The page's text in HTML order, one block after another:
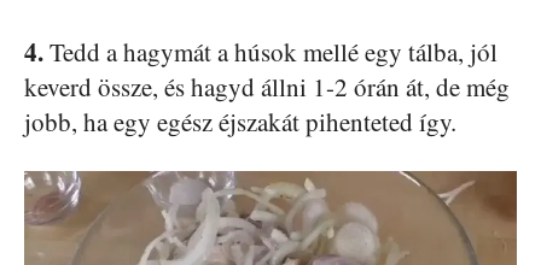
4.Tedd a hagymát a húsok mellé egy tálba, jól
keverd össze, és hagyd állni 1-2 órán át, de még
jobb, ha egy egész éjszakát pihenteted így.